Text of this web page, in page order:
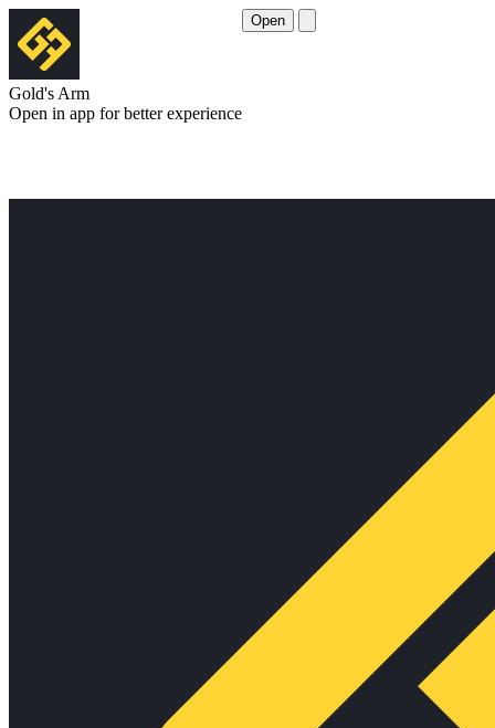
Gold's Arm
Open in app for better experience
Open